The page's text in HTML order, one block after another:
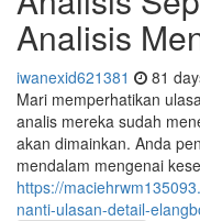
Analisis
iwanexid621381 81
Mari memperhatikan
analis mereka sudah
akan dimainkan. Anda
mendalam mengenai
https://
nanti-ulasan-detail-